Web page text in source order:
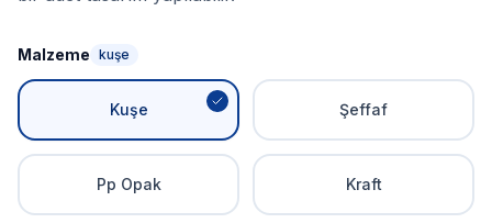
Malzeme kuşe
Kuşe Şeffaf
Pp Opak Kraft